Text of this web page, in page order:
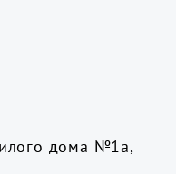
дома №1а,